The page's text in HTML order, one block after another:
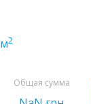
м2
Общая сумма